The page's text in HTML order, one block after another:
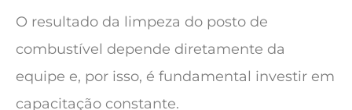
O resultado da limpeza do posto de
combustível depende diretamente da
equipe e, por isso, é fundamental investir em
capacitação constante.